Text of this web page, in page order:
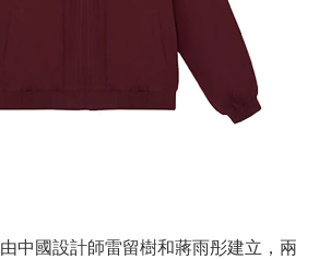
由中國設計師雷留樹和蔣雨彤建立，兩